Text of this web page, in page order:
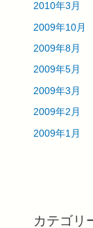
2010年3月
2009年10月
2009年8月
2009年5月
2009年3月
2009年2月
2009年1月
カテゴリ